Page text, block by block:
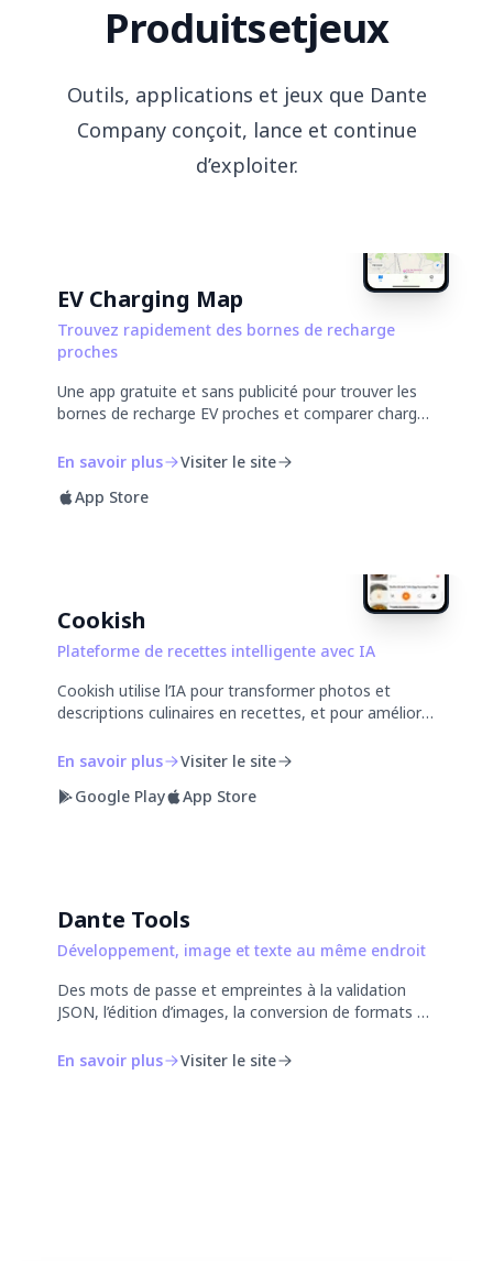
Produitsetjeux
Outils, applications et jeux que Dante
Company conçoit, lance et continue
d’exploiter.
EV Charging Map
Trouvez rapidement des bornes de recharge
proches
Une app gratuite et sans publicité pour trouver les
bornes de recharge EV proches et comparer charge
et disponibilité en temps réel.
En savoir plus
Visiter le site
App Store
Cookish
Plateforme de recettes intelligente avec IA
Cookish utilise l’IA pour transformer photos et
descriptions culinaires en recettes, et pour améliorer
En savoir plus
Visiter le site
Google Play
App Store
Dante Tools
Développement, image et texte au même endroit
Des mots de passe et empreintes à la validation
JSON, l’édition d’images, la conversion de formats et
votre navigateur, sans installation ni compte.
En savoir plus Visiter le site